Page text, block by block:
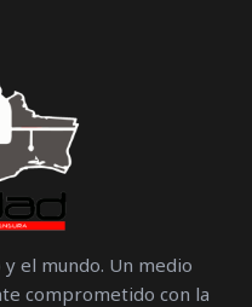
y el mundo. Un medio
comprometido con la